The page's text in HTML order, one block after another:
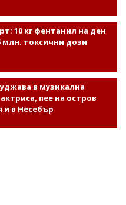
10 кг фентанил на ден
млн. токсични дози
в музикална
пее на остров
и в Несебър